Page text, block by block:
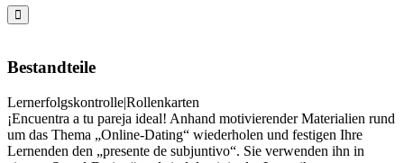

Bestandteile
Lernerfolgskontrolle|Rollenkarten
¡Encuentra a tu pareja ideal! Anhand motivierender Materialien rund
um das Thema „Online-Dating“ wiederholen und festigen Ihre
Lernenden den „presente de subjuntivo“. Sie verwenden ihn in